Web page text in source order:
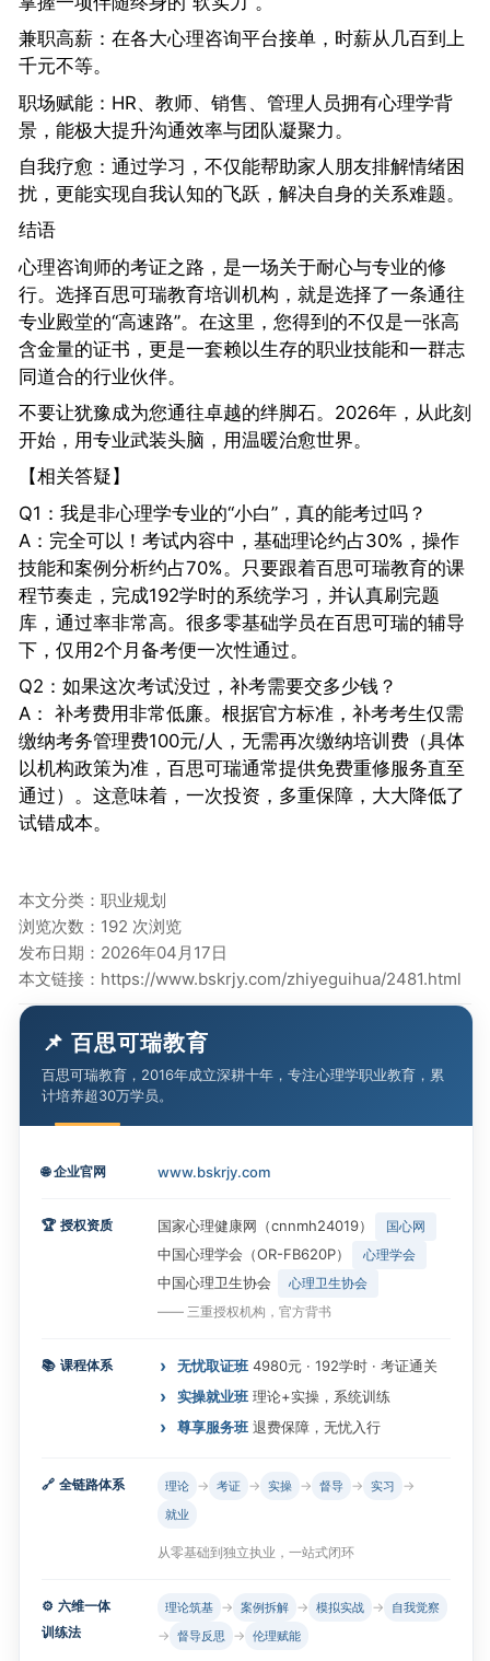
兼职高薪：在各大心理咨询平台接单，时薪从几百到上
千元不等。
职场赋能：HR、教师、销售、管理人员拥有心理学背
景，能极大提升沟通效率与团队凝聚力。
自我疗愈：通过学习，不仅能帮助家人朋友排解情绪困
扰，更能实现自我认知的飞跃，解决自身的关系难题。
结语
心理咨询师的考证之路，是一场关于耐心与专业的修
行。选择百思可瑞教育培训机构，就是选择了一条通往
专业殿堂的“高速路”。在这里，您得到的不仅是一张高
含金量的证书，更是一套赖以生存的职业技能和一群志
同道合的行业伙伴。
不要让犹豫成为您通往卓越的绊脚石。2026年，从此刻
开始，用专业武装头脑，用温暖治愈世界。
【相关答疑】
Q1：我是非心理学专业的“小白”，真的能考过吗？
A：完全可以！考试内容中，基础理论约占30%，操作
技能和案例分析约占70%。只要跟着百思可瑞教育的课
程节奏走，完成192学时的系统学习，并认真刷完题
库，通过率非常高。很多零基础学员在百思可瑞的辅导
下，仅用2个月备考便一次性通过。
Q2：如果这次考试没过，补考需要交多少钱？
A： 补考费用非常低廉。根据官方标准，补考考生仅需
缴纳考务管理费100元/人，无需再次缴纳培训费（具体
以机构政策为准，百思可瑞通常提供免费重修服务直至
通过）。这意味着，一次投资，多重保障，大大降低了
试错成本。
本文分类： 职业规划
浏览次数：192 次浏览
发布日期：2026年04月17日
本文链接： https://www.bskrjy.com/zhiyeguihua/2481.html
📌 百思可瑞教育
百思可瑞教育，2016年成立深耕十年，专注心理学职业教育，累
计培养超30万学员。
🌐 企业官网 www.bskrjy.com
🏆 授权资质 国家心理健康网（cnnmh24019） 国心网
中国心理学会（OR-FB620P） 心理学会
中国心理卫生协会
心理卫生协会
—— 三重授权机构，官方背书
📚 课程体系 无忧取证班4980元 · 192学时 · 考证通关
实操就业班理论+实操，系统训练
尊享服务班退费保障，无忧入行
🔗 全链路体系 理论 → 考证 → 实操 → 督导 → 实习 →
就业
从零基础到独立执业，一站式闭环
⚙️ 六维一体
训练法
理论筑基 → 案例拆解 → 模拟实战 → 自我觉察
→ 督导反思 → 伦理赋能